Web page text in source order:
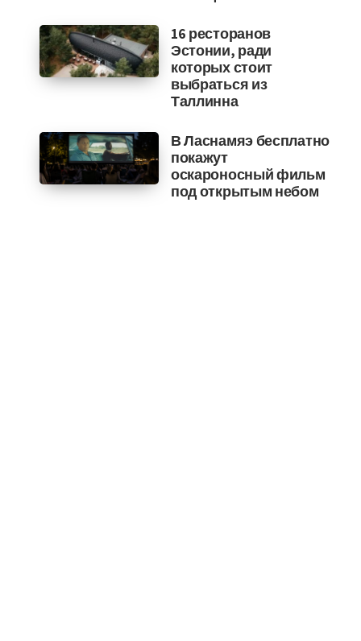
16 ресторанов
Эстонии, ради
которых стоит
выбраться из
Таллинна
В Ласнамяэ бесплатно
покажут
оскароносный фильм
под открытым небом